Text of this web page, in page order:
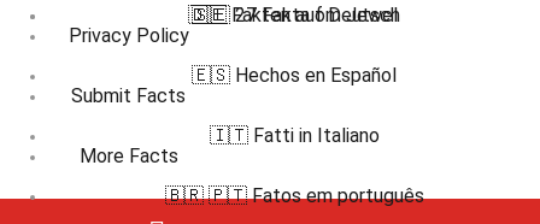
Privacy Policy
Submit Facts
More Facts
🇸🇪 27 Fakta om Jewel
🇩🇪 Fakten auf Deutsch
🇪🇸 Hechos en Español
🇮🇹 Fatti in Italiano
🇧🇷 🇵🇹 Fatos em português